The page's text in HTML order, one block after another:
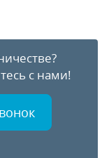
с нами!